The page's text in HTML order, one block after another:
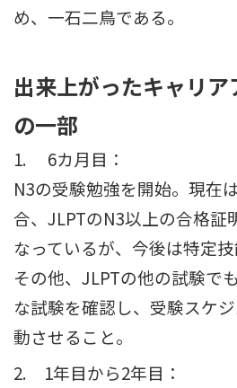
め、一石二鳥である。
出来上がったキャリ
の一部
1. 6カ月目：
N3の受験勉強を開始。現在
合、JLPTのN3以上の合格証
なっているが、今後は特定
その他、JLPTの他の試験で
な試験を確認し、受験スケ
動させること。
2. 1年目から2年目：